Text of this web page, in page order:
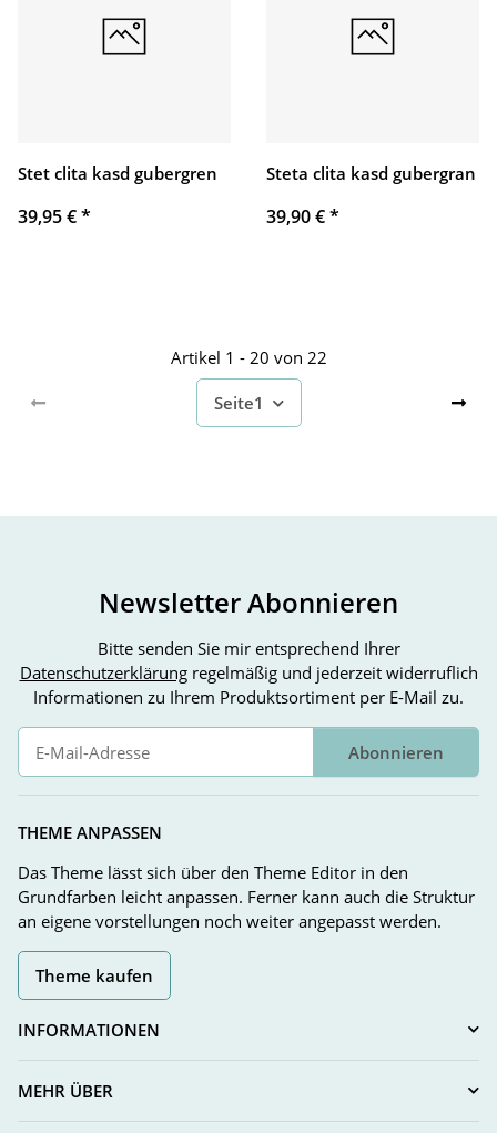
Stet clita kasd gubergren
39,95 €*
Steta clita kasd gubergran
39,90 €*
Artikel 1 - 20 von 22
Seite1
Newsletter Abonnieren
Bitte senden Sie mir entsprechend Ihrer
Datenschutzerklärungregelmäßig und jederzeit widerruflich
Informationen zu Ihrem Produktsortiment per E-Mail zu.
Abonnieren
THEME ANPASSEN
Das Theme lässt sich über den Theme Editor in den
Grundfarben leicht anpassen. Ferner kann auch die Struktur
an eigene vorstellungen noch weiter angepasst werden.
Theme kaufen
INFORMATIONEN
MEHR ÜBER